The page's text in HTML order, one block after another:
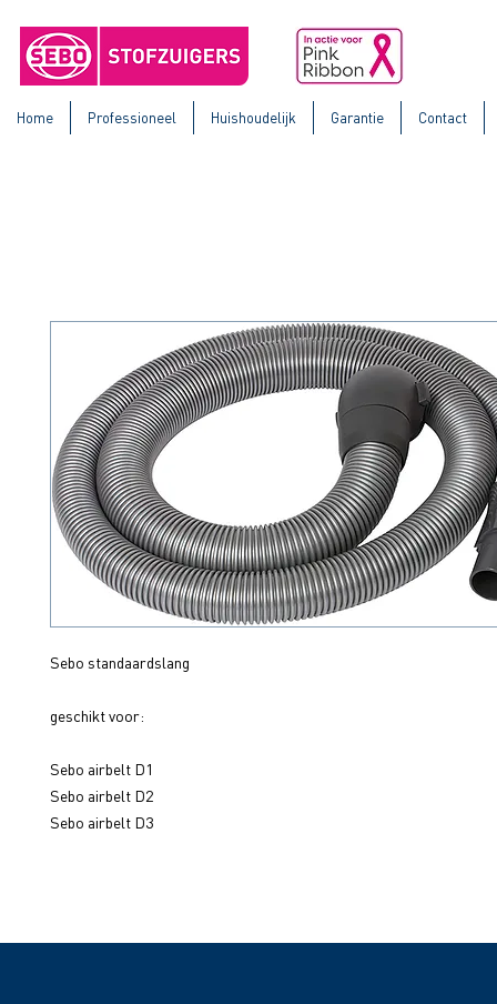
Home Professioneel Huishoudelijk Garantie Contact
Sebo standaardslang
geschikt voor:
Sebo airbelt D1
Sebo airbelt D2
Sebo airbelt D3